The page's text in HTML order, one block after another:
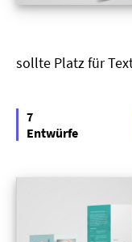
sollte Platz für
7
Entwürfe